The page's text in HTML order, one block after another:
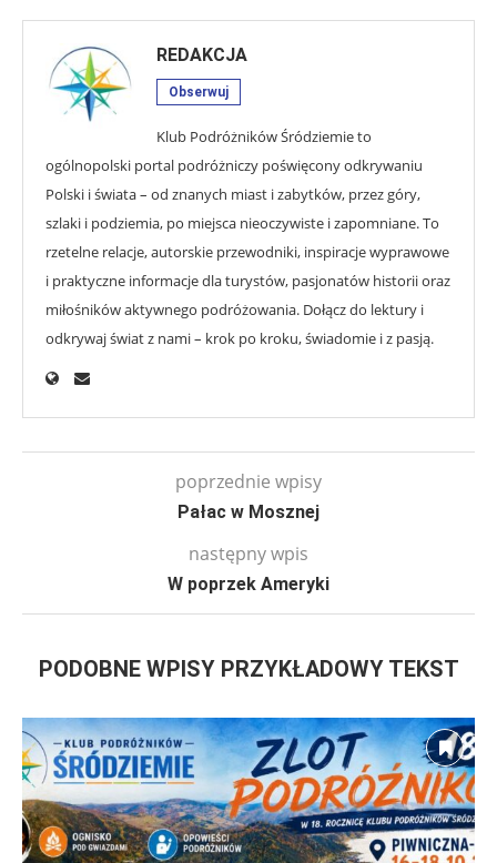
REDAKCJA
Obserwuj
Klub Podróżników Śródziemie to
ogólnopolski portal podróżniczy poświęcony odkrywaniu
Polski i świata – od znanych miast i zabytków, przez góry,
szlaki i podziemia, po miejsca nieoczywiste i zapomniane. To
rzetelne relacje, autorskie przewodniki, inspiracje wyprawowe
i praktyczne informacje dla turystów, pasjonatów historii oraz
miłośników aktywnego podróżowania. Dołącz do lektury i
odkrywaj świat z nami – krok po kroku, świadomie i z pasją.
poprzednie wpisy
Pałac w Mosznej
następny wpis
W poprzek Ameryki
PODOBNE WPISY PRZYKŁADOWY TEKST